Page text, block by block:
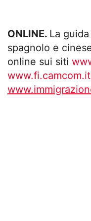
ONLINE. La
spagnolo e
online sui siti
www.fi.camcom.it